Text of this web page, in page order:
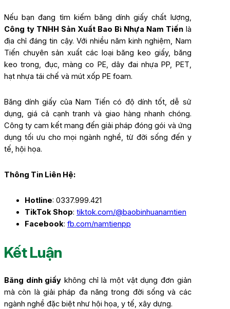
Nếu bạn đang tìm kiếm băng dính giấy chất lượng,
Công ty TNHH Sản Xuất Bao Bì Nhựa Nam Tiếnlà
địa chỉ đáng tin cậy. Với nhiều năm kinh nghiệm, Nam
Tiến chuyên sản xuất các loại băng keo giấy, băng
keo trong, đục, màng co PE, dây đai nhựa PP, PET,
hạt nhựa tái chế và mút xốp PE foam.
Băng dính giấy của Nam Tiến có độ dính tốt, dễ sử
dụng, giá cả cạnh tranh và giao hàng nhanh chóng.
Công ty cam kết mang đến giải pháp đóng gói và ứng
dụng tối ưu cho mọi ngành nghề, từ đời sống đến y
tế, hội họa.
Thông Tin Liên Hệ:
Hotline: 0337.999.421
TikTok Shop: tiktok.com/@baobinhuanamtien
Facebook: fb.com/namtienpp
Kết Luận
Băng dính giấy không chỉ là một vật dụng đơn giản
mà còn là giải pháp đa năng trong đời sống và các
ngành nghề đặc biệt như hội họa, y tế, xây dựng.